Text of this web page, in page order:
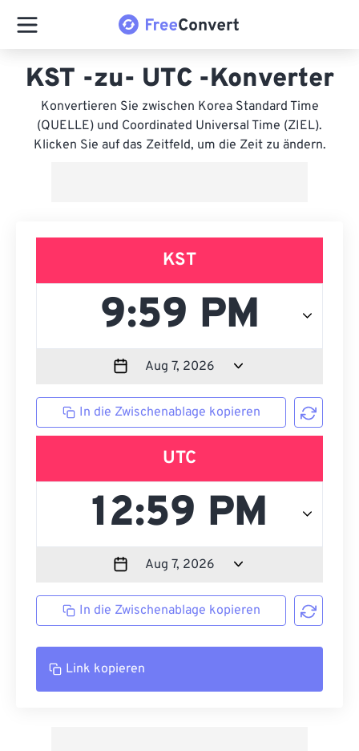
KST -zu- UTC -Konverter
Konvertieren Sie zwischen Korea Standard Time
(QUELLE) und Coordinated Universal Time (ZIEL).
Klicken Sie auf das Zeitfeld, um die Zeit zu ändern.
KST
In die Zwischenablage kopieren
UTC
In die Zwischenablage kopieren
Link kopieren